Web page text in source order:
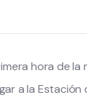
hora de la
a la Estación